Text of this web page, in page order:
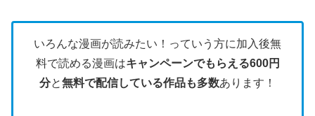
いろんな漫画が読みたい！っていう方に加入後無
料で読める漫画はキャンペーンでもらえる600円
分と無料で配信している作品も多数あります！